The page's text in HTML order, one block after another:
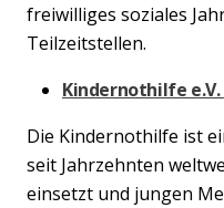
freiwilliges soziales
Teilzeitstellen.
Kindernothilfe e.V.
Die Kindernothilfe ist
seit Jahrzehnten
einsetzt und jungen